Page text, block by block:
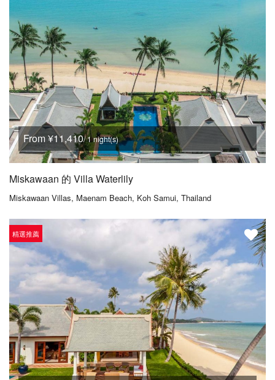
From ¥11,410/ 1 night(s)
Miskawaan 的 Villa Waterlily
Miskawaan Villas, Maenam Beach, Koh Samui, Thailand
精選推薦